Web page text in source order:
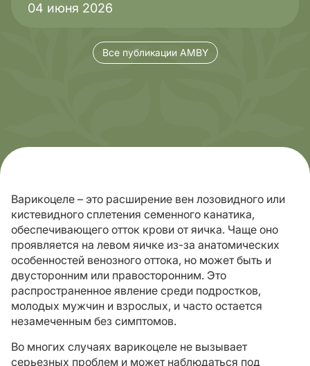
04 июня 2026
Все публикации AMBY
Варикоцеле – это расширение вен лозовидного или
кистевидного сплетения семенного канатика,
обеспечивающего отток крови от яичка. Чаще оно
проявляется на левом яичке из-за анатомических
особенностей венозного оттока, но может быть и
двусторонним или правосторонним. Это
распространенное явление среди подростков,
молодых мужчин и взрослых, и часто остается
незамеченным без симптомов.
Во многих случаях варикоцеле не вызывает
серьезных проблем и может наблюдаться под